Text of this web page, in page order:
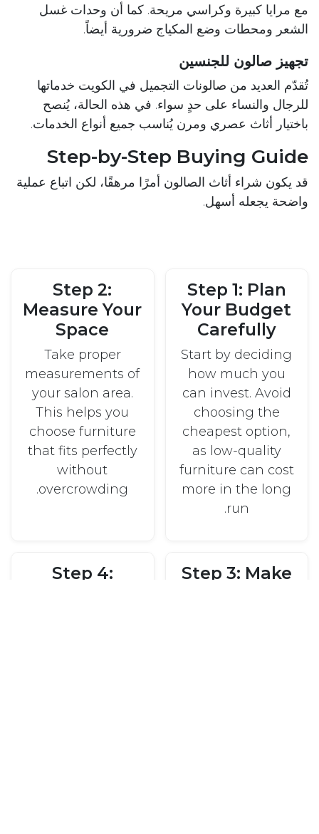
مع مرايا كبيرة وكراسي مريحة. كما أن وحدات غسل
الشعر ومحطات وضع المكياج ضرورية أيضاً.
تجهيز صالون للجنسين
تُقدّم العديد من صالونات التجميل في الكويت خدماتها
للرجال والنساء على حدٍ سواء. في هذه الحالة، يُنصح
باختيار أثاث عصري ومرن يُناسب جميع أنواع الخدمات.
Step-by-Step Buying Guide
قد يكون شراء أثاث الصالون أمرًا مرهقًا، لكن اتباع عملية
واضحة يجعله أسهل.
Step 1: Plan
Your Budget
Carefully
Start by deciding
how much you
can invest. Avoid
choosing the
cheapest option,
as low-quality
furniture can cost
more in the long
run.
Step 2:
Measure Your
Space
Take proper
measurements of
your salon area.
This helps you
choose furniture
that fits perfectly
without
overcrowding.
Step 3: Make
Step 4: